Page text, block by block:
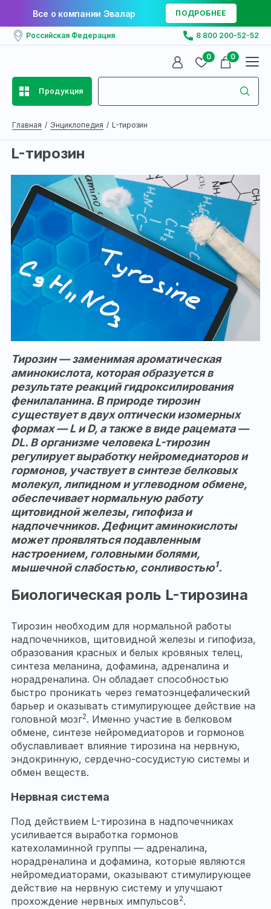
Все о компании Эвалар ПОДРОБНЕЕ
Российская Федерация 8 800 200-52-52
0 0
Продукция
Главная Энциклопедия L-тирозин
L-тирозин
Тирозин — заменимая ароматическая
аминокислота, которая образуется в
результате реакций гидроксилирования
фенилаланина. В природе тирозин
существует в двух оптически изомерных
формах — L и D, а также в виде рацемата —
DL. В организме человека L-тирозин
регулирует выработку нейромедиаторов и
гормонов, участвует в синтезе белковых
молекул, липидном и углеводном обмене,
обеспечивает нормальную работу
щитовидной железы, гипофиза и
надпочечников. Дефицит аминокислоты
может проявляться подавленным
настроением, головными болями,
мышечной слабостью, сонливостью1.
Биологическая роль L-тирозина
Тирозин необходим для нормальной работы
надпочечников, щитовидной железы и гипофиза,
образования красных и белых кровяных телец,
синтеза меланина, дофамина, адреналина и
норадреналина. Он обладает способностью
быстро проникать через гематоэнцефалический
барьер и оказывать стимулирующее действие на
головной мозг2. Именно участие в белковом
обмене, синтезе нейромедиаторов и гормонов
обуславливает влияние тирозина на нервную,
эндокринную, сердечно-сосудистую системы и
обмен веществ.
Нервная система
Под действием L-тирозина в надпочечниках
усиливается выработка гормонов
катехоламинной группы — адреналина,
норадреналина и дофамина, которые являются
нейромедиаторами, оказывают стимулирующее
действие на нервную систему и улучшают
прохождение нервных импульсов2.